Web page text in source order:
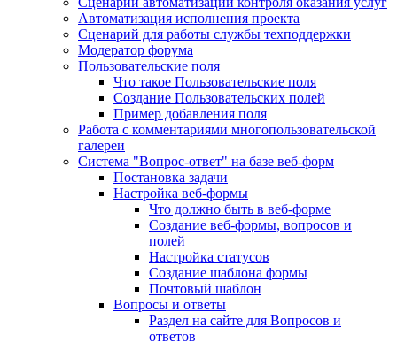
Автоматизация исполнения проекта
Сценарий для работы службы техподдержки
Модератор форума
Пользовательские поля
Что такое Пользовательские поля
Создание Пользовательских полей
Пример добавления поля
Работа с комментариями многопользовательской
галереи
Система "Вопрос-ответ" на базе веб-форм
Постановка задачи
Настройка веб-формы
Что должно быть в веб-форме
Создание веб-формы, вопросов и
полей
Настройка статусов
Создание шаблона формы
Почтовый шаблон
Вопросы и ответы
Раздел на сайте для Вопросов и
ответов